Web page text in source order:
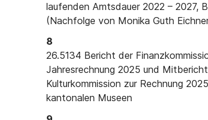
laufenden Amtsdauer 2022 – 2027,
(Nachfolge von Monika Guth
8
26.5134 Bericht der
Jahresrechnung 2025 und
Kulturkommission zur Rechnung
kantonalen Museen